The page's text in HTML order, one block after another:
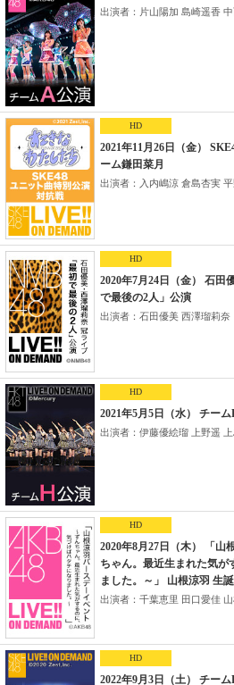
出演者：片山陽加 島崎遥香 中
HD
2021年11月26日（金）
ーム鎌田菜月
出演者：入内嶋涼 倉島杏実 平
HD
2020年7月24日（金） 石田
で最後の2人」公演
出演者：石田優美 西澤瑠莉奈
HD
2021年5月5日（水） チー
出演者：伊藤優絵瑠 上野遥 上
HD
2020年8月27日（木） 「山
ちゃん。最近生まれた気が
ました。～」 山根涼羽 生
出演者：千葉恵里 田口愛佳 山
HD
2022年9月3日（土） チー